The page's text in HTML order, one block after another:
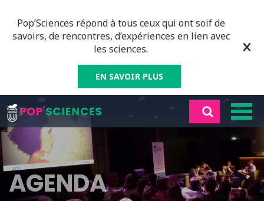
Pop’Sciences répond à tous ceux qui ont soif de
savoirs, de rencontres, d’expériences en lien avec
les sciences.
EN SAVOIR PLUS
AGENDA